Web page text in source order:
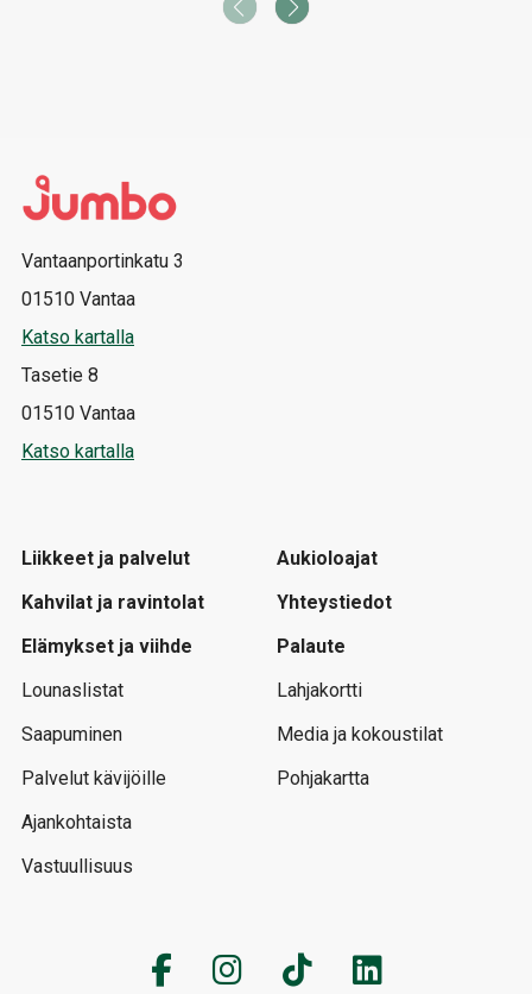
Vantaanportinkatu 3
01510 Vantaa
Katso kartalla
Tasetie 8
01510 Vantaa
Katso kartalla
Liikkeet ja palvelut
Kahvilat ja ravintolat
Elämykset ja viihde
Lounaslistat
Saapuminen
Palvelut kävijöille
Ajankohtaista
Vastuullisuus
Aukioloajat
Yhteystiedot
Palaute
Lahjakortti
Media ja kokoustilat
Pohjakartta